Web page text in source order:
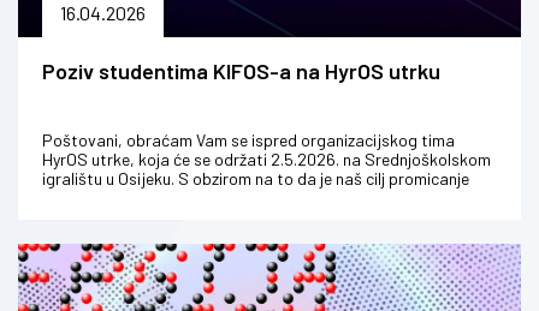
16.04.2026
Poziv studentima KIFOS-a na HyrOS utrku
Poštovani, obraćam Vam se ispred organizacijskog tima
HyrOS utrke, koja će se održati 2.5.2026. na Srednjoškolskom
igralištu u Osijeku. S obzirom na to da je naš cilj promicanje